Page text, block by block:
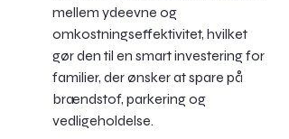
mellem ydeevne og
omkostningseffektivitet, hvilket
gør den til en smart investering for
familier, der ønsker at spare på
brændstof, parkering og
vedligeholdelse.